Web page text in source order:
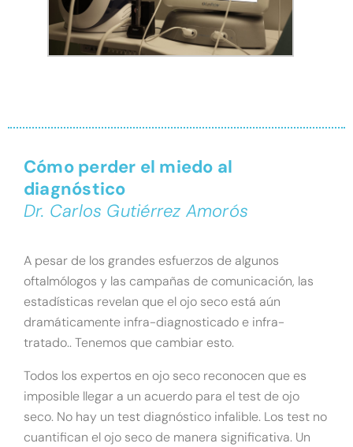
Cómo perder el miedo al
diagnóstico
Dr. Carlos Gutiérrez Amorós
A pesar de los grandes esfuerzos de algunos
oftalmólogos y las campañas de comunicación, las
estadísticas revelan que el ojo seco está aún
dramáticamente infra-diagnosticado e infra-
tratado.. Tenemos que cambiar esto.
Todos los expertos en ojo seco reconocen que es
imposible llegar a un acuerdo para el test de ojo
seco. No hay un test diagnóstico infalible. Los test no
cuantifican el ojo seco de manera significativa. Un